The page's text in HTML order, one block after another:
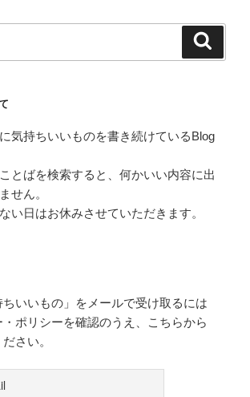
気持ちいいものを書き続けているBlog
とばを検索すると、何かいい内容に出
せん。
い日はお休みさせていただきます。
いいもの」をメールで受け取るには
ポリシーを確認のうえ、こちらから
さい。